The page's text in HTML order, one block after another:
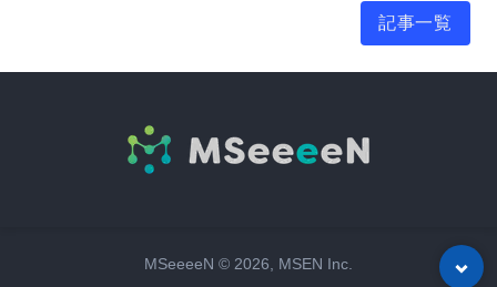
記事一覧
MSeeeeN © 2026, MSEN Inc.